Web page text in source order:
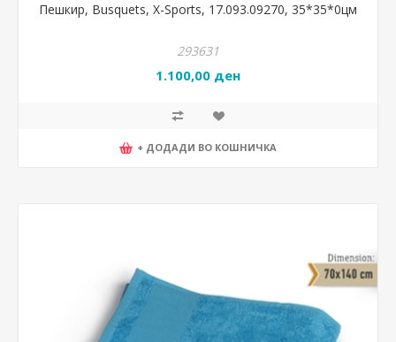
Пешкир, Busquets, X-Sports, 17.093.09270, 35*35*0цм
293631
1.100,00 ден
+ ДОДАДИ ВО КОШНИЧКА